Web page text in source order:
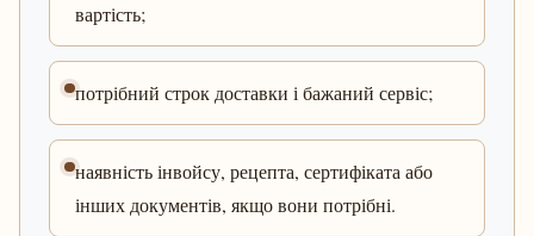
вартість;
потрібний строк доставки і бажаний сервіс;
наявність інвойсу, рецепта, сертифіката або
інших документів, якщо вони потрібні.